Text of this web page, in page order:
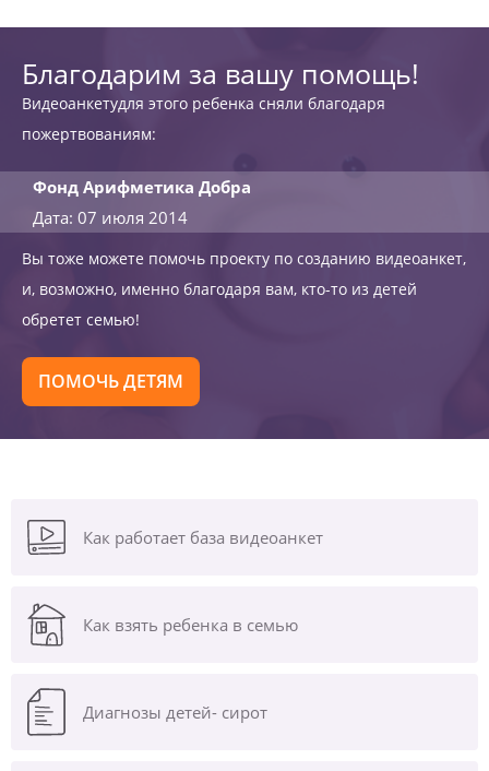
Благодарим за вашу помощь!
Видеоанкетудля этого ребенка сняли благодаря
пожертвованиям:
Фонд Арифметика Добра
Дата: 07 июля 2014
Вы тоже можете помочь проекту по созданию видеоанкет,
и, возможно, именно благодаря вам, кто-то из детей
обретет семью!
ПОМОЧЬ ДЕТЯМ
Как работает база видеоанкет
Как взять ребенка в семью
Диагнозы детей- сирот